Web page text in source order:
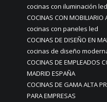
cocinas con iluminación led
COCINAS CON MOBILIARIO
cocinas con paneles led
COCINAS DE DISEÑO EN
cocinas de diseño
COCINAS DE EMPLEADOS
MADRID ESPAÑA
COCINAS DE GAMA ALTA
PARA EMPRESAS